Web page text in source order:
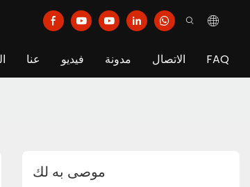
عنا فيديو مدونة الاتصال FAQ
موصى به لك